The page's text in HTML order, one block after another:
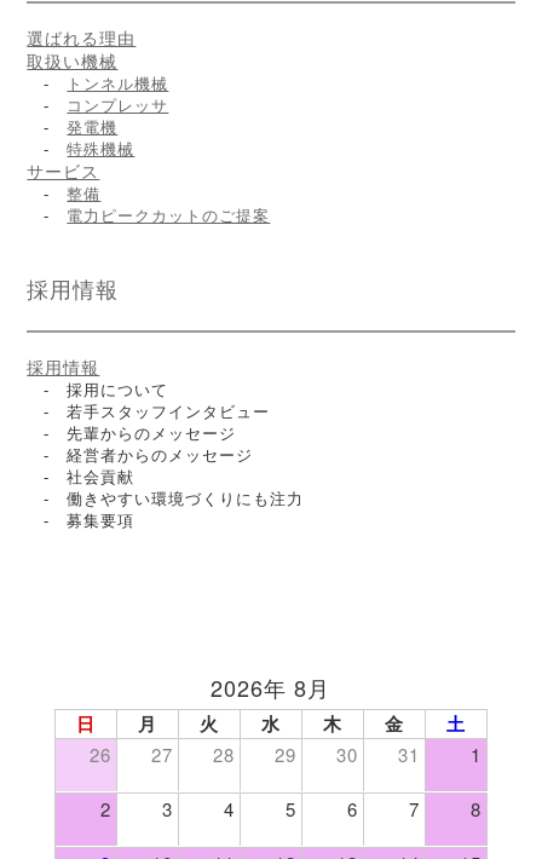
選ばれる理由
取扱い機械
-
トンネル機械
-
コンプレッサ
-発電機
-特殊機械
サービス
-整備
- 電力ピークカットのご提案
採用情報
採用情報
- 採用について
- 若手スタッフインタビュー
- 先輩からのメッセージ
- 経営者からのメッセージ
- 社会貢献
- 働きやすい環境づくりにも注力
- 募集要項
2026年 8月
日 月 火 水 木 金 土
26 27 28 29 30 31 1
2 3 4 5 6 7 8